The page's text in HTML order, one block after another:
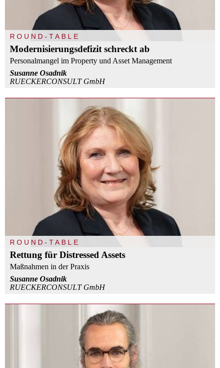
ROUND-TABLE
Modernisierungsdefizit schreckt ab
Personalmangel im Property und Asset Management
Susanne Osadnik
RUECKERCONSULT GmbH
ROUND-TABLE
Rettung für Distressed Assets
Maßnahmen in der Praxis
Susanne Osadnik
RUECKERCONSULT GmbH